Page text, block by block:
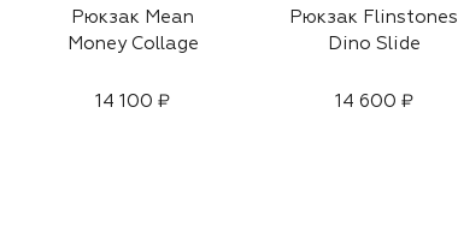
Рюкзак Mean
Money Collage
14 100 ₽
Рюкзак Flinstones
Dino Slide
14 600 ₽